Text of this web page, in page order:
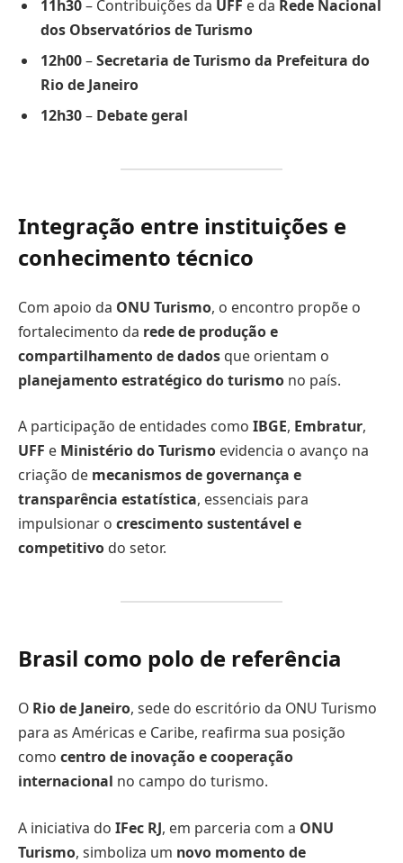
11h30– Contribuições da UFF e da Rede Nacional
dos Observatórios de Turismo
12h00–Secretaria de Turismo da Prefeitura do
Rio de Janeiro
12h30– Debate geral
Integração entre instituições e
conhecimento técnico
Com apoio da ONU Turismo, o encontro propõe o
fortalecimento da rede de produção e
compartilhamento de dados que orientam o
planejamento estratégico do turismo no país.
A participação de entidades como IBGE, Embratur,
UFF e Ministério do Turismo evidencia o avanço na
criação de mecanismos de governança e
transparência estatística, essenciais para
impulsionar o crescimento sustentável e
competitivo do setor.
Brasil como polo de referência
O Rio de Janeiro, sede do escritório da ONU Turismo
para as Américas e Caribe, reafirma sua posição
como centro de inovação e cooperação
internacional no campo do turismo.
A iniciativa do IFec RJ, em parceria com a ONU
Turismo, simboliza um novo momento de